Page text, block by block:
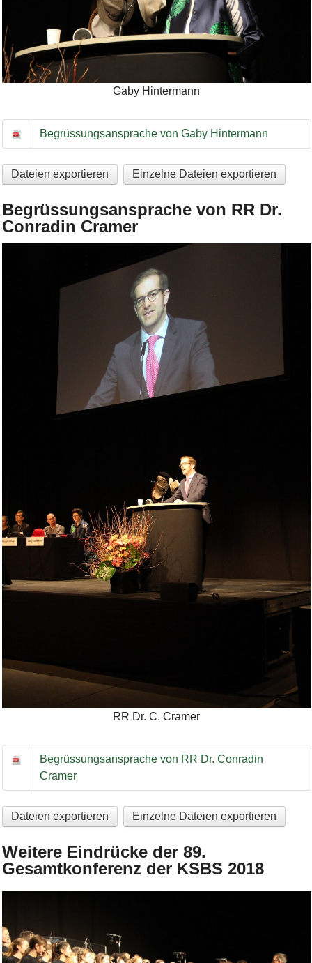
Gaby Hintermann
Begrüssungsansprache von Gaby Hintermann
Begrüssungsansprache von Gaby Hintermann
Dateien exportieren Einzelne Dateien exportieren
Begrüssungsansprache von RR Dr.
Conradin Cramer
RR Dr. C. Cramer
Begrüssungsansprche von RR Dr. Conradin Cramer
Begrüssungsansprache von RR Dr. Conradin
Cramer
Dateien exportieren Einzelne Dateien exportieren
Weitere Eindrücke der 89.
Gesamtkonferenz der KSBS 2018